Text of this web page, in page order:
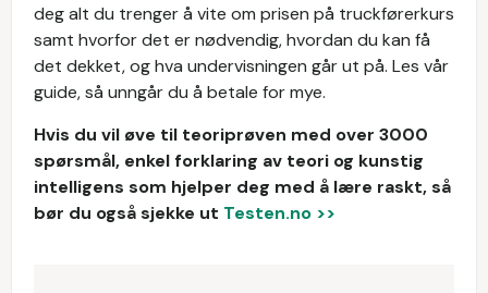
deg alt du trenger å vite om prisen på truckførerkurs
samt hvorfor det er nødvendig, hvordan du kan få
det dekket, og hva undervisningen går ut på. Les vår
guide, så unngår du å betale for mye.
Hvis du vil øve til teoriprøven med over 3000
spørsmål, enkel forklaring av teori og kunstig
intelligens som hjelper deg med å lære raskt, så
bør du også sjekke ut Testen.no >>